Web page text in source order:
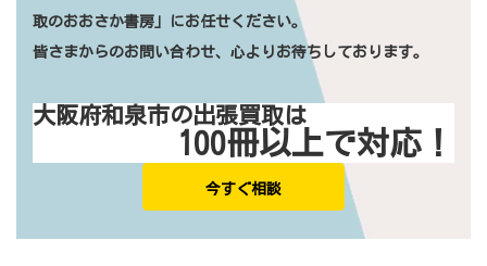
取のおおさか書房」にお任せください。
皆さまからのお問い合わせ、心よりお待ちしております。
大阪府和泉市の出張買取は
100冊以上で対応！
今すぐ相談